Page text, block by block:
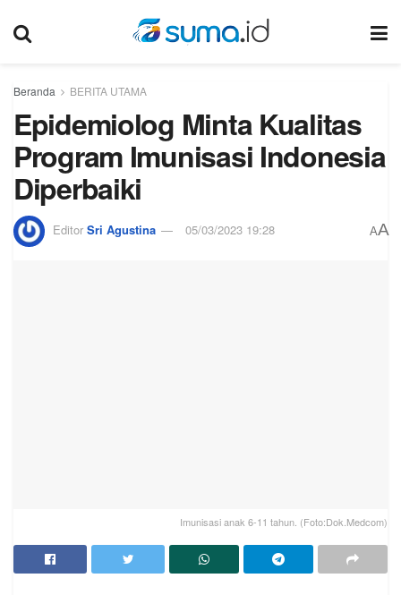
Beranda BERITA UTAMA
Epidemiolog Minta Kualitas
Program Imunisasi Indonesia
Diperbaiki
Editor Sri Agustina 05/03/2023 19:28 AA
Imunisasi anak 6-11 tahun. (Foto:Dok.Medcom)